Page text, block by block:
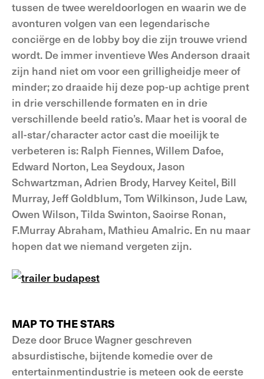
tussen de twee wereldoorlogen en waarin we de
avonturen volgen van een legendarische
conciërge en de lobby boy die zijn trouwe vriend
wordt. De immer inventieve Wes Anderson draait
zijn hand niet om voor een grilligheidje meer of
minder; zo draaide hij deze pop-up achtige prent
in drie verschillende formaten en in drie
verschillende beeld ratio’s. Maar het is vooral de
all-star/character actor cast die moeilijk te
verbeteren is: Ralph Fiennes, Willem Dafoe,
Edward Norton, Lea Seydoux, Jason
Schwartzman, Adrien Brody, Harvey Keitel, Bill
Murray, Jeff Goldblum, Tom Wilkinson, Jude Law,
Owen Wilson, Tilda Swinton, Saoirse Ronan,
F.Murray Abraham, Mathieu Amalric. En nu maar
hopen dat we niemand vergeten zijn.
MAP TO THE STARS
Deze door Bruce Wagner geschreven
absurdistische, bijtende komedie over de
entertainmentindustrie is meteen ook de eerste